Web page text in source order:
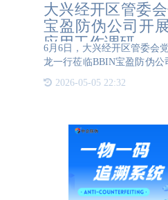
大兴经开区管委
宝盈防伪公司开
应用工作调研
6月6日，大兴经开区管委会
龙一行莅临BBIN宝盈防伪公
宝盈防伪公司发展规划和软
BBIN宝盈防伪公司董事长
2026-05-05 22:32